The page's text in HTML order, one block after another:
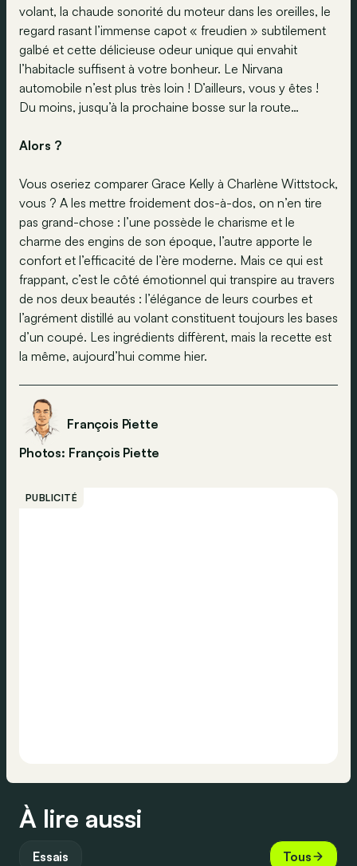
volant, la chaude sonorité du moteur dans les oreilles, le
regard rasant l’immense capot « freudien » subtilement
galbé et cette délicieuse odeur unique qui envahit
l’habitacle suffisent à votre bonheur. Le Nirvana
automobile n’est plus très loin ! D’ailleurs, vous y êtes !
Du moins, jusqu’à la prochaine bosse sur la route…
Alors ?
Vous oseriez comparer Grace Kelly à Charlène Wittstock,
vous ? A les mettre froidement dos-à-dos, on n’en tire
pas grand-chose : l’une possède le charisme et le
charme des engins de son époque, l’autre apporte le
confort et l’efficacité de l’ère moderne. Mais ce qui est
frappant, c’est le côté émotionnel qui transpire au travers
de nos deux beautés : l’élégance de leurs courbes et
l’agrément distillé au volant constituent toujours les bases
d’un coupé. Les ingrédients diffèrent, mais la recette est
la même, aujourd’hui comme hier.
François Piette
Photos: François Piette
PUBLICITÉ
À lire aussi
Essais Tous